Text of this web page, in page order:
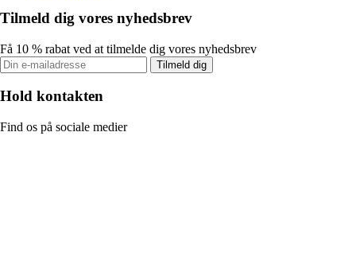
Tilmeld dig vores nyhedsbrev
Få 10 % rabat ved at tilmelde dig vores nyhedsbrev
Tilmeld dig
Hold kontakten
Find os på sociale medier